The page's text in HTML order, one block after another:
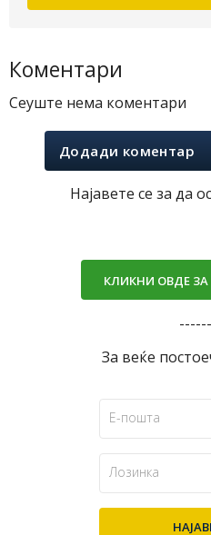
Коментари
Сеуште нема коментари
Додади коментар
Најавете се за да
КЛИКНИ ОВДЕ
За веќе